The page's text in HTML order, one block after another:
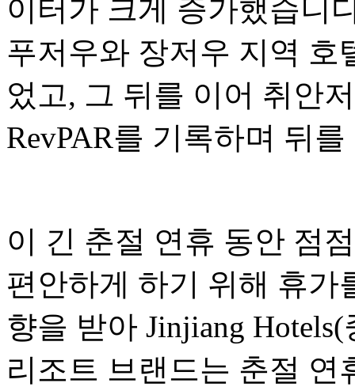
이터가 크게 증가했습니
푸저우와 장저우 지역 호
었고, 그 뒤를 이어 취안
RevPAR를 기록하며 뒤
이 긴 춘절 연휴 동안 점
편안하게 하기 위해 휴가
향을 받아 Jinjiang
리조트 브랜드는 춘절 연